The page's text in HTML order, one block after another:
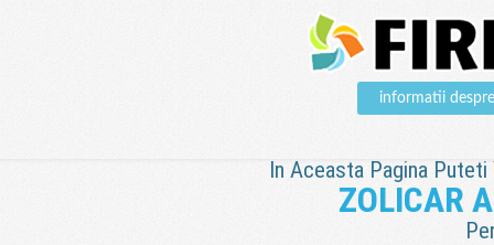
informatii
In Aceasta Pagina
ZOLICAR